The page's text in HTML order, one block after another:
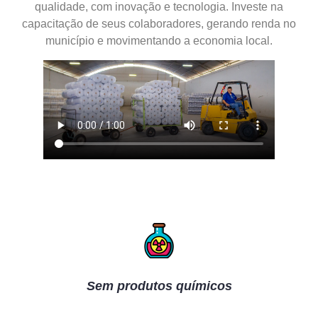
qualidade, com inovação e tecnologia. Investe na
capacitação de seus colaboradores, gerando renda no
município e movimentando a economia local.
Sem produtos químicos